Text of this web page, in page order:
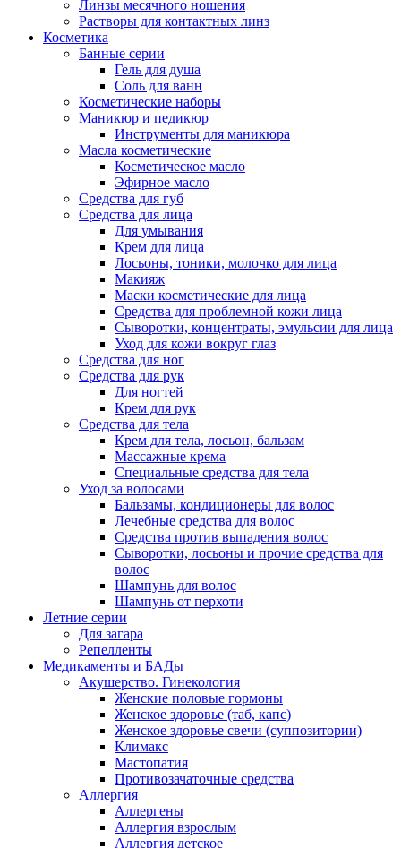
Линзы месячного ношения
Растворы для контактных линз
Косметика
Банные серии
Гель для душа
Соль для ванн
Косметические наборы
Маникюр и педикюр
Инструменты для маникюра
Масла косметические
Косметическое масло
Эфирное масло
Средства для губ
Средства для лица
Для умывания
Крем для лица
Лосьоны, тоники, молочко для лица
Макияж
Маски косметические для лица
Средства для проблемной кожи лица
Сыворотки, концентраты, эмульсии для лица
Уход для кожи вокруг глаз
Средства для ног
Средства для рук
Для ногтей
Крем для рук
Средства для тела
Крем для тела, лосьон, бальзам
Массажные крема
Специальные средства для тела
Уход за волосами
Бальзамы, кондиционеры для волос
Лечебные средства для волос
Средства против выпадения волос
Сыворотки, лосьоны и прочие средства для
волос
Шампунь для волос
Шампунь от перхоти
Летние серии
Для загара
Репелленты
Медикаменты и БАДы
Акушерство. Гинекология
Женские половые гормоны
Женское здоровье (таб, капс)
Женское здоровье свечи (суппозитории)
Климакс
Мастопатия
Противозачаточные средства
Аллергия
Аллергены
Аллергия взрослым
Аллергия детское